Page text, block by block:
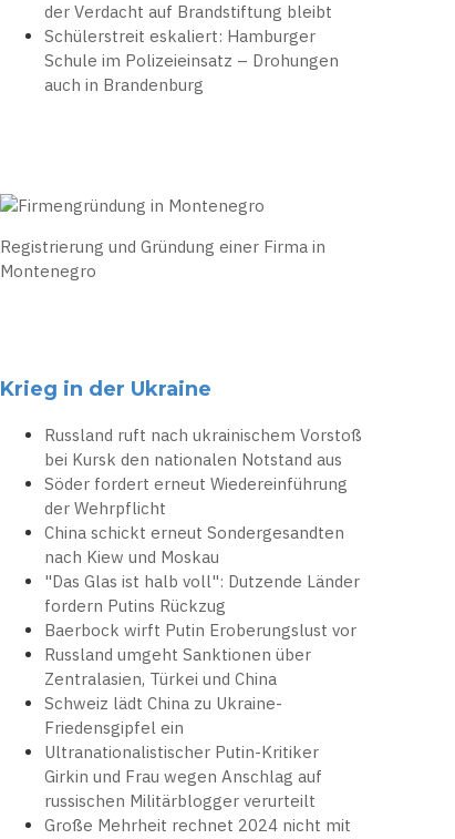
der Verdacht auf Brandstiftung bleibt
Schülerstreit eskaliert: Hamburger
Schule im Polizeieinsatz – Drohungen
auch in Brandenburg
Registrierung und Gründung einer Firma in
Montenegro
Krieg in der Ukraine
Russland ruft nach ukrainischem Vorstoß
bei Kursk den nationalen Notstand aus
Söder fordert erneut Wiedereinführung
der Wehrpflicht
China schickt erneut Sondergesandten
nach Kiew und Moskau
"Das Glas ist halb voll": Dutzende Länder
fordern Putins Rückzug
Baerbock wirft Putin Eroberungslust vor
Russland umgeht Sanktionen über
Zentralasien, Türkei und China
Schweiz lädt China zu Ukraine-
Friedensgipfel ein
Ultranationalistischer Putin-Kritiker
Girkin und Frau wegen Anschlag auf
russischen Militärblogger verurteilt
Große Mehrheit rechnet 2024 nicht mit